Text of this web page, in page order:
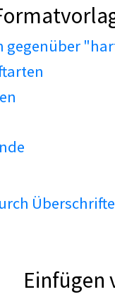
gegenüber
Einfügen